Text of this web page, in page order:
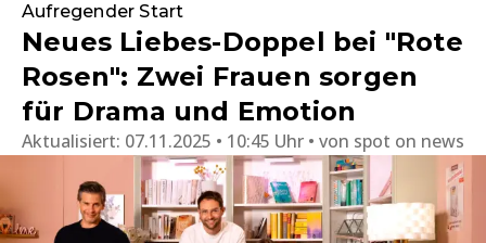
Aufregender Start
Neues Liebes-Doppel bei "Rote
Rosen": Zwei Frauen sorgen
für Drama und Emotion
Aktualisiert: 07.11.2025 • 10:45 Uhr von spot on news